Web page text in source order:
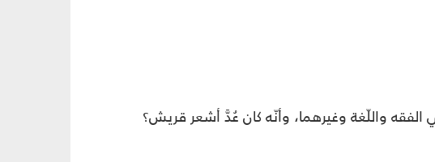
واللّغة وغيرهما، وأنّه كان عُدَّ أشعر قريش؟